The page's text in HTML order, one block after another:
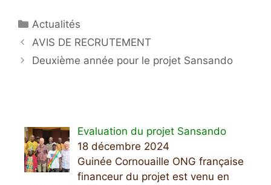
Catégories
Actualités
AVIS DE RECRUTEMENT
Deuxième année pour le projet Sansando
Evaluation du projet Sansando
18 décembre 2024
Guinée Cornouaille ONG française
financeur du projet est venu en